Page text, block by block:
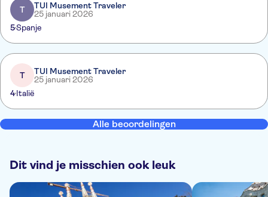
T
TUI Musement Traveler
25 januari 2026
5Spanje
T
TUI Musement Traveler
25 januari 2026
4Italië
Alle beoordelingen
Dit vind je misschien ook leuk